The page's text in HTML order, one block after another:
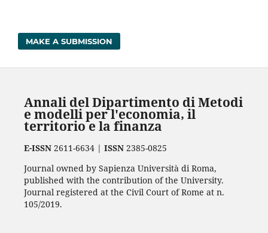
MAKE A SUBMISSION
Annali del Dipartimento di Metodi
e modelli per l'economia, il
territorio e la finanza
E-ISSN2611-6634 | ISSN2385-0825
Journal owned by Sapienza Università di Roma,
published with the contribution of the University.
Journal registered at the Civil Court of Rome at n.
105/2019.